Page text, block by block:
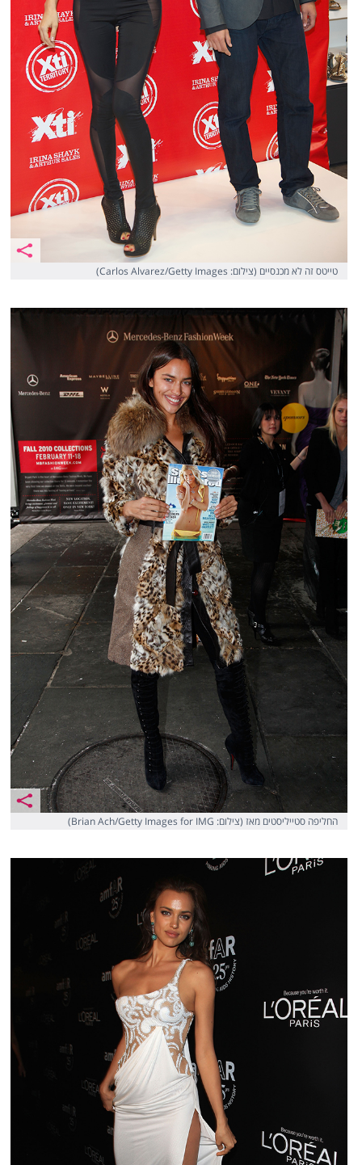
טייטס זה לא מכנסיים (צילום: Carlos Alvarez/Getty Images)
החליפה סטייליסטים מאז (צילום: Brian Ach/Getty Images for IMG)